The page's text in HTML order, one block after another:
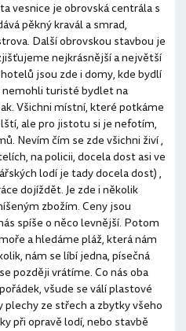
vesnice je obrovská centrála s
pěkný kravál a smrad,
Další obrovskou stavbou je
nejkrásnější a největší
jsou zde i domy, kde bydlí
turisté bydlet na
Všichni místní, které potkáme
ale pro jistotu si je nefotím,
Nevím čím se zde všichni živí ,
na policii, docela dost asi ve
lodí je tady docela dost) ,
dojíždět. Je zde i několik
zbožím. Ceny jsou
spíše o něco levnější. Potom
a hledáme pláž, která nám
nám se líbí jedna, písečná
později vrátíme. Co nás oba
všude se válí plastové
plechy ze střech a zbytky všeho
při opravě lodí, nebo stavbě